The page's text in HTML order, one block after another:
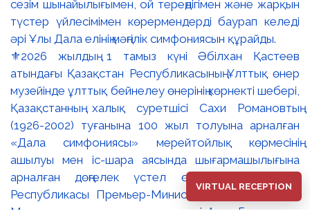
⚜️2026 жылдың 1 тамыз күні Әбілхан Қастеев
атындағы Қазақстан Республикасының Ұлттық өнер
музейінде ұлттық бейнелеу өнерінің көрнекті шебері,
Қазақстанның халық суретшісі Сахи Романовтың
(1926-2002) туғанына 100 жыл толуына арналған
«Дала симфониясы» мерейтойлық көрмесінің
ашылуы мен іс-шара аясында шығармашылығына
арналған дөңгелек үстел өтті. 🔹Қазақстан
Республикасы Премьер-Министрінің орынбасары –
VIRTUAL RECEPTION